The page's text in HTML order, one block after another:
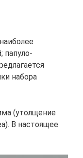
папуло-
набора
(утолщение
В настоящее